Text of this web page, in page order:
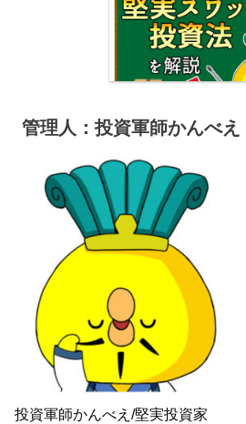
管理人：投資軍師かんべえ
投資軍師かんべえ/堅実投資家